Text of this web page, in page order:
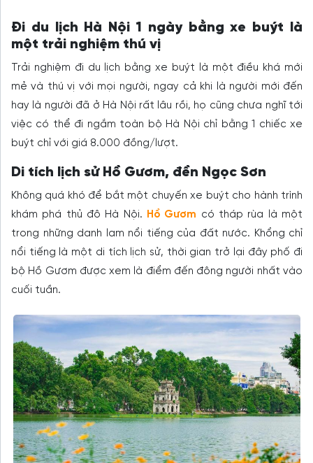
Đi du lịch Hà Nội 1 ngày bằng xe buýt là
một trải nghiệm thú vị
Trải nghiệm đi du lịch bằng xe buýt là một điều khá mới
mẻ và thú vị với mọi người, ngay cả khi là người mới đến
hay là người đã ở Hà Nội rất lâu rồi, họ cũng chưa nghĩ tới
việc có thể đi ngắm toàn bộ Hà Nội chỉ bằng 1 chiếc xe
buýt chỉ với giá 8.000 đồng/lượt.
Di tích lịch sử Hồ Gươm, đền Ngọc Sơn
Không quá khó để bắt một chuyến xe buýt cho hành trình
khám phá thủ đô Hà Nội.
Hồ Gươm có tháp rùa là một
trong những danh lam nổi tiếng của đất nước. Khổng chỉ
nổi tiếng là một di tích lịch sử, thời gian trở lại đây phố đi
bộ Hồ Gươm được xem là điểm đến đông người nhất vào
cuối tuần.